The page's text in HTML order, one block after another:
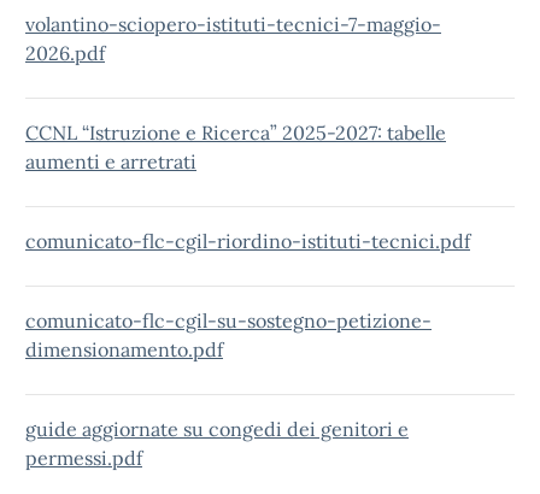
volantino-sciopero-istituti-tecnici-7-maggio-
2026.pdf
CCNL “Istruzione e Ricerca” 2025-2027: tabelle
aumenti e arretrati
comunicato-flc-cgil-riordino-istituti-tecnici.pdf
comunicato-flc-cgil-su-sostegno-petizione-
dimensionamento.pdf
guide aggiornate su congedi dei genitori e
permessi.pdf